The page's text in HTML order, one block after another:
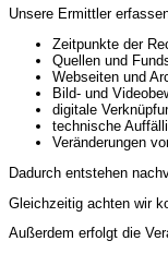
Unsere Ermittler
Zeitpunkte der
Quellen und
Webseiten und
Bild- und
digitale
technische
Veränderungen
Dadurch entstehen
Gleichzeitig achten wir
Außerdem erfolgt die